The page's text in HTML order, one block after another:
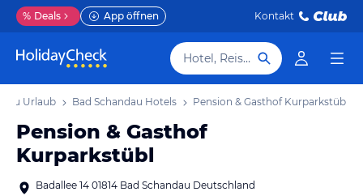
% Deals App öffnen Kontakt
Hotel, Reiseziel
Urlaub Bad Schandau Hotels Pension & Gasthof Kurparkstübl
Pension & Gasthof
Kurparkstübl
Badallee 14 01814 Bad Schandau Deutschland